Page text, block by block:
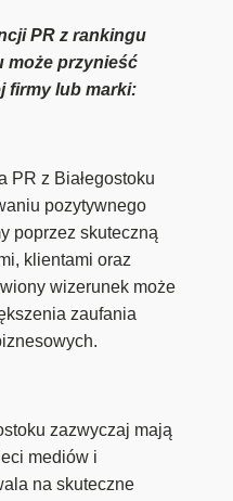
PR z rankingu
może przynieść
firmy lub marki:
PR z Białegostoku
pozytywnego
poprzez skuteczną
klientami oraz
wizerunek może
zaufania
zazwyczaj mają
mediów i
na skuteczne